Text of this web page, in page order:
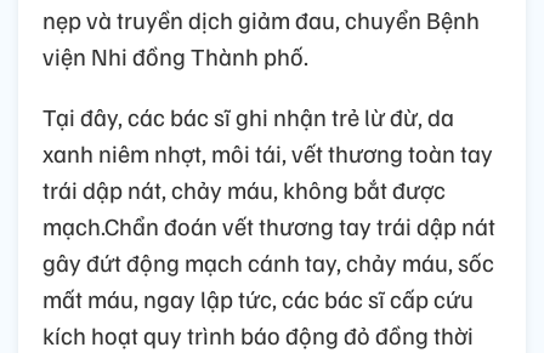
nẹp và truyền dịch giảm đau, chuyển Bệnh
viện Nhi đồng Thành phố.
Tại đây, các bác sĩ ghi nhận trẻ lừ đừ, da
xanh niêm nhợt, môi tái, vết thương toàn tay
trái dập nát, chảy máu, không bắt được
mạch.Chẩn đoán vết thương tay trái dập nát
gây đứt động mạch cánh tay, chảy máu, sốc
mất máu, ngay lập tức, các bác sĩ cấp cứu
kích hoạt quy trình báo động đỏ đồng thời